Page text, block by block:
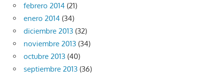
febrero 2014 (21)
enero 2014 (34)
diciembre 2013 (32)
noviembre 2013 (34)
octubre 2013 (40)
septiembre 2013 (36)